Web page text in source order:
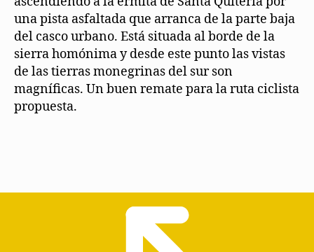
una pista asfaltada que arranca de la parte baja
del casco urbano. Está situada al borde de la
sierra homónima y desde este punto las vistas
de las tierras monegrinas del sur son
magníficas. Un buen remate para la ruta ciclista
propuesta.